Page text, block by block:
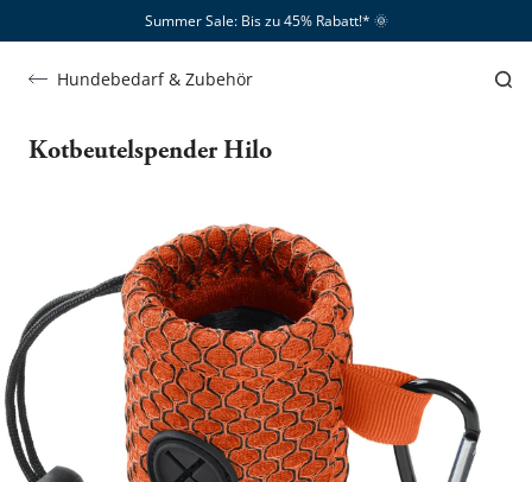
Summer Sale: Bis zu 45% Rabatt!*​ 🌞
Hundebedarf & Zubehör
Kotbeutelspender Hilo